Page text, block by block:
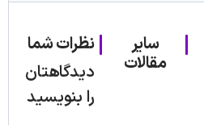
سایر
مقالات
نظرات شما
دیدگاهتان
را بنویسید